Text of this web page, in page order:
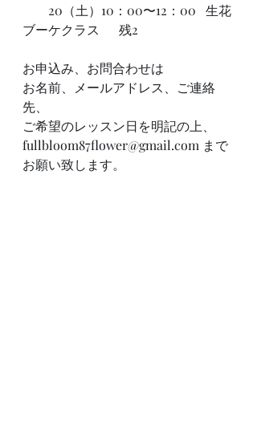
20（土）10：00〜12：00   生花
ブーケクラス      残2
お申込み、お問合わせは
お名前、メールアドレス、ご連絡
先、
ご希望のレッスン日を明記の上、
fullbloom87flower@gmail.com まで
お願い致します。